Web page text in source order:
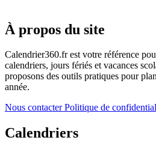
À propos du site
Calendrier360.fr est votre référence
calendriers, jours fériés et vacances
proposons des outils pratiques pour
année.
Nous contacterPolitique de
Calendriers